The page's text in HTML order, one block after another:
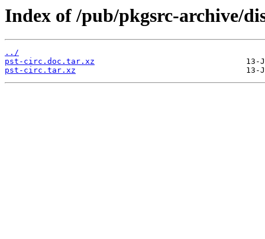
Index of /pub/pkgsrc-archive/
../
pst-circ.doc.tar.xz
pst-circ.tar.xz